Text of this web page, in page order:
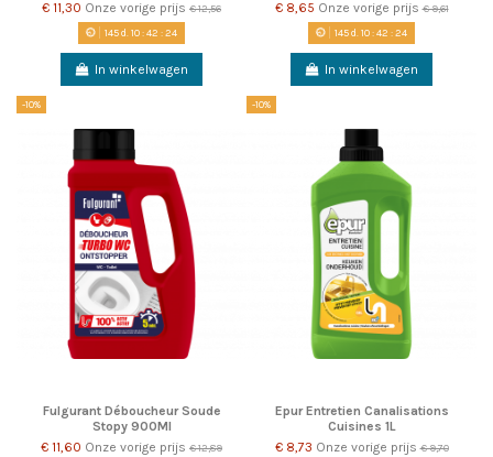
€ 11,30 Onze vorige prijs € 12,56
145d. 10:42 :23
In winkelwagen
€ 8,65 Onze vorige prijs€ 9,61
145d. 10:42 :23
In winkelwagen
-10%
Fulgurant Déboucheur Soude
Stopy 900Ml
€ 11,60 Onze vorige prijs € 12,89
-10%
Epur Entretien Canalisations
Cuisines 1L
€ 8,73 Onze vorige prijs€ 9,70